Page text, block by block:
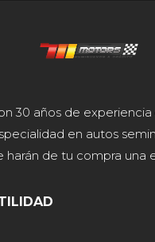
30 años de
en autos
harán de tu compra una